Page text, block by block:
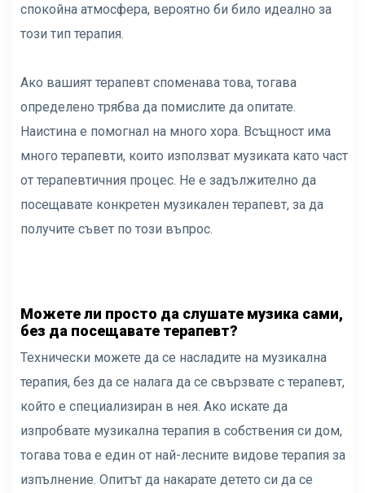
спокойна атмосфера, вероятно би било идеално за
този тип терапия.
Ако вашият терапевт споменава това, тогава
определено трябва да помислите да опитате.
Наистина е помогнал на много хора. Всъщност има
много терапевти, които използват музиката като част
от терапевтичния процес. Не е задължително да
посещавате конкретен музикален терапевт, за да
получите съвет по този въпрос.
Можете ли просто да слушате музика сами,
без да посещавате терапевт?
Технически можете да се насладите на музикална
терапия, без да се налага да се свързвате с терапевт,
който е специализиран в нея. Ако искате да
изпробвате музикална терапия в собствения си дом,
тогава това е един от най-лесните видове терапия за
изпълнение. Опитът да накарате детето си да се